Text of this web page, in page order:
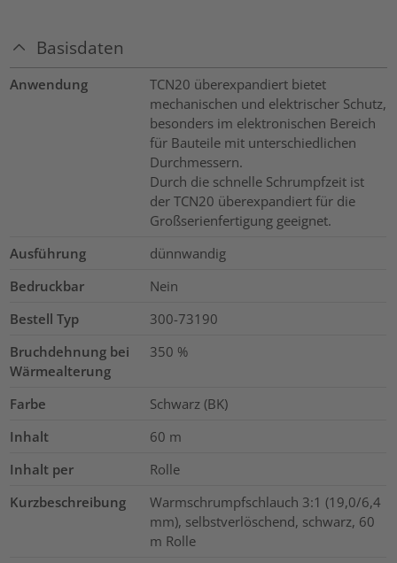
Basisdaten
Anwendung
TCN20 überexpandiert bietet
mechanischen und elektrischer Schutz,
besonders im elektronischen Bereich
für Bauteile mit unterschiedlichen
Durchmessern.
Durch die schnelle Schrumpfzeit ist
der TCN20 überexpandiert für die
Großserienfertigung geeignet.
Ausführung
dünnwandig
Bedruckbar
Nein
Bestell Typ
300-73190
Bruchdehnung bei
Wärmealterung
350 %
Farbe
Schwarz (BK)
Inhalt
60 m
Inhalt per
Rolle
Kurzbeschreibung
Warmschrumpfschlauch 3:1 (19,0/6,4
mm), selbstverlöschend, schwarz, 60
m Rolle